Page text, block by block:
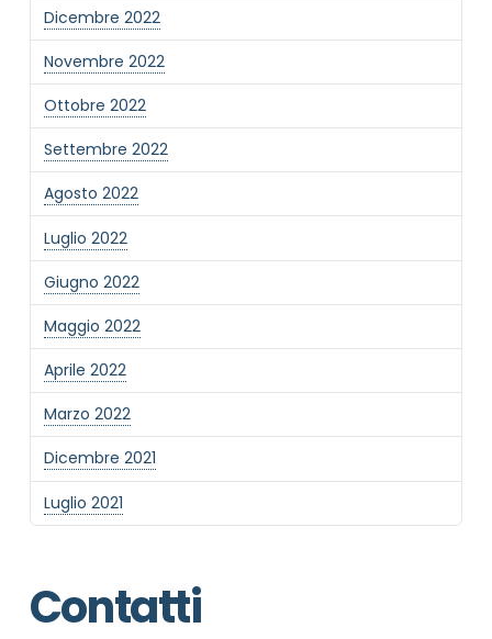
Dicembre 2022
Novembre 2022
Ottobre 2022
Settembre 2022
Agosto 2022
Luglio 2022
Giugno 2022
Maggio 2022
Aprile 2022
Marzo 2022
Dicembre 2021
Luglio 2021
Contatti